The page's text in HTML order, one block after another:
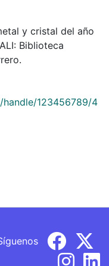
y cristal del año
Biblioteca
handle/123456789/4